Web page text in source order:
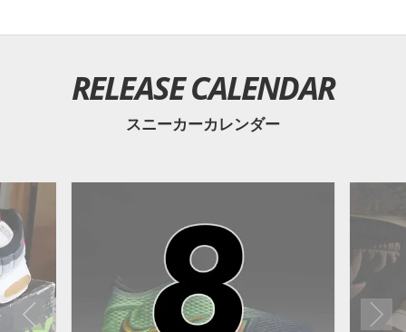
RELEASE CALENDAR
スニーカーカレンダー